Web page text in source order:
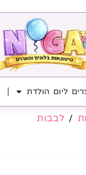
ליום הולדת
/ לבבות